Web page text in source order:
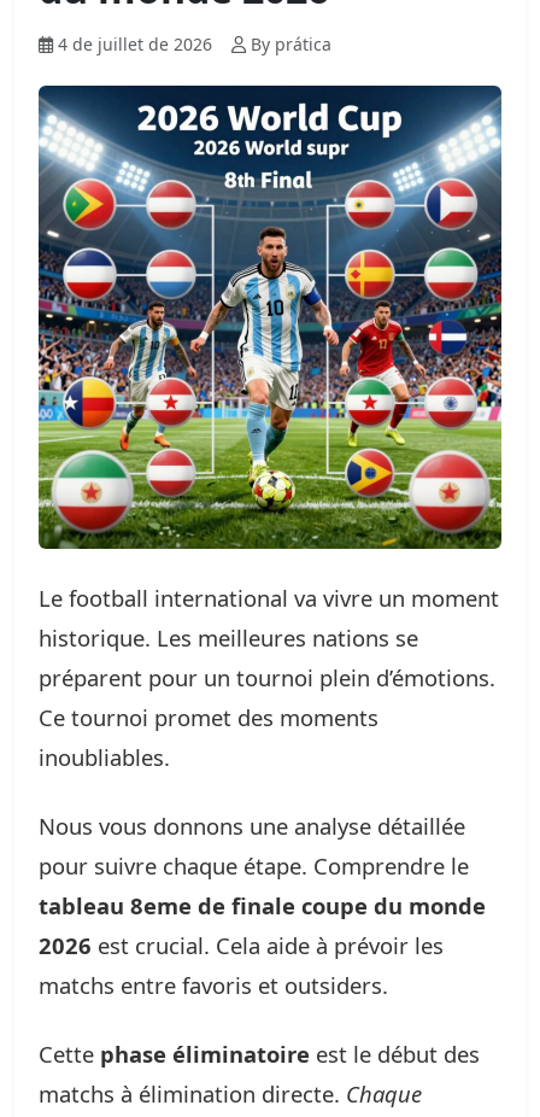
4 de juillet de 2026 By prática
Le football international va vivre un moment
historique. Les meilleures nations se
préparent pour un tournoi plein d’émotions.
Ce tournoi promet des moments
inoubliables.
Nous vous donnons une analyse détaillée
pour suivre chaque étape. Comprendre le
tableau 8eme de finale coupe du monde
2026 est crucial. Cela aide à prévoir les
matchs entre favoris et outsiders.
Cette phase éliminatoire est le début des
matchs à élimination directe. Chaque